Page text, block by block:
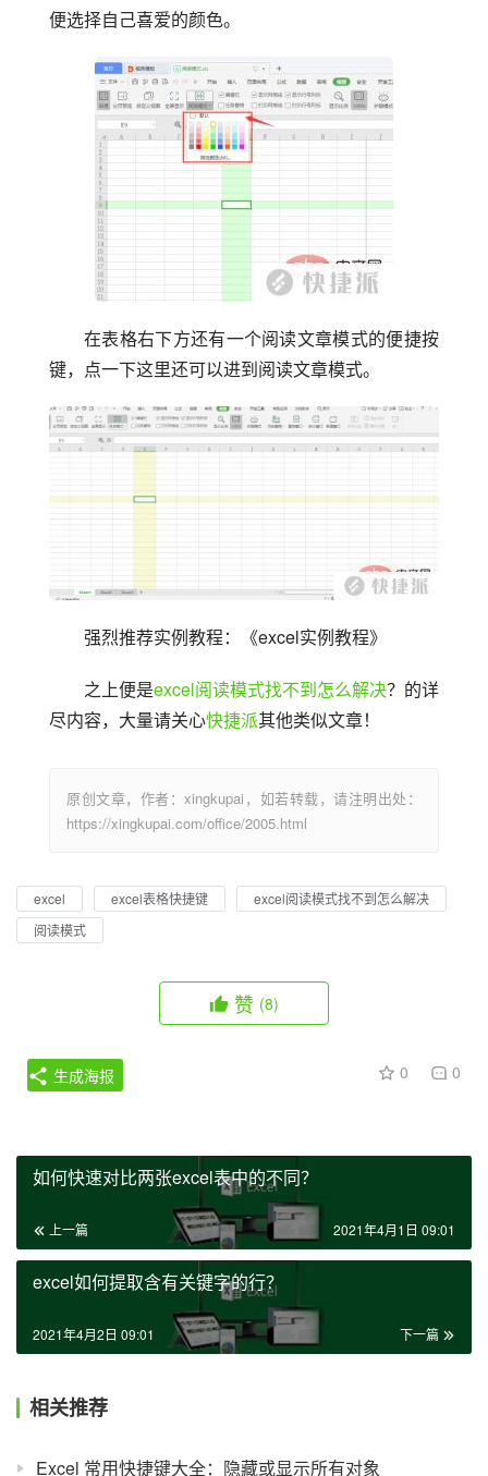
便选择自己喜爱的颜色。
在表格右下方还有一个阅读文章模式的便捷按
键，点一下这里还可以进到阅读文章模式。
强烈推荐实例教程：《excel实例教程》
之上便是excel阅读模式找不到怎么解决？的详
尽内容，大量请关心快捷派其他类似文章！
原创文章，作者：xingkupai，如若转载，请注明出处：
https://xingkupai.com/office/2005.html
excel excel表格快捷键
excel阅读模式找不到怎么解决
阅读模式
赞 (8)
0 0
生成海报
如何快速对比两张excel表中的不同？
上一篇 2021年4月1日 09:01
excel如何提取含有关键字的行？
下一篇
2021年4月2日 09:01
相关推荐
Excel 常用快捷键大全：隐藏或显示所有对象